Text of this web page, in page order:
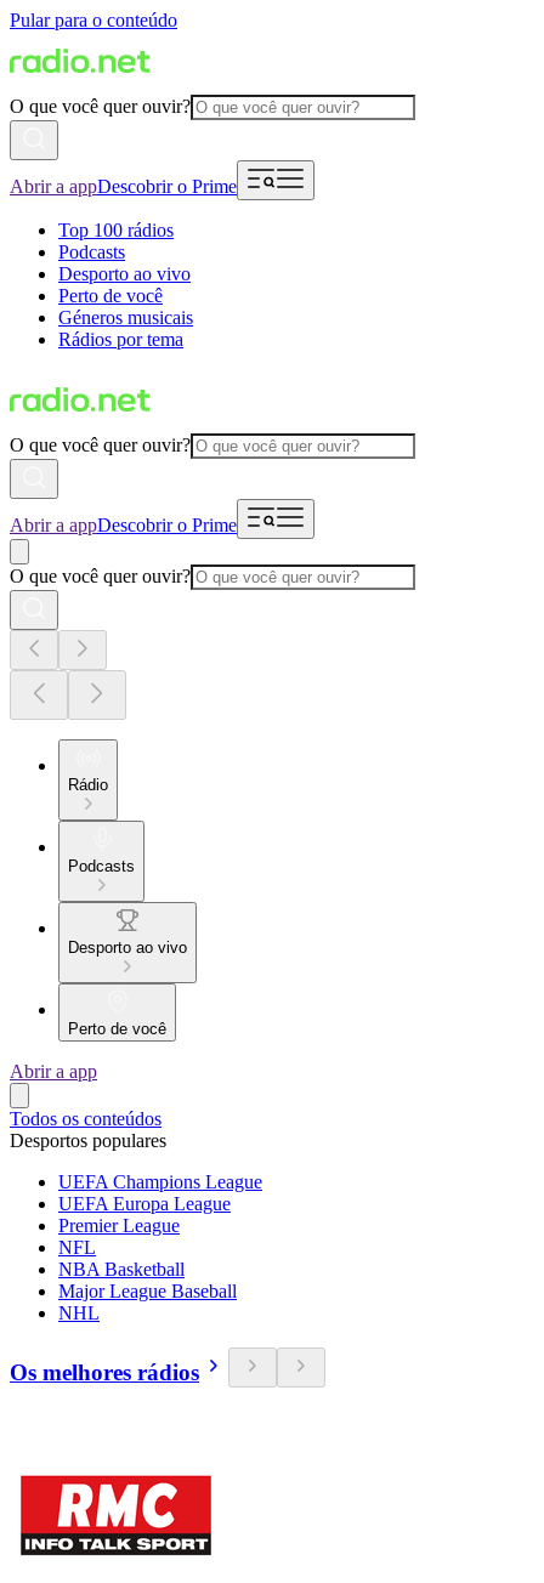
Pular para o conteúdo
O que você quer ouvir?
Abrir a appDescobrir o Prime
Top 100 rádios
Podcasts
Desporto ao vivo
Perto de você
Géneros musicais
Rádios por tema
O que você quer ouvir?
Abrir a appDescobrir o Prime
O que você quer ouvir?
Rádio
Podcasts
Desporto ao vivo
Perto de você
Abrir a app
Todos os conteúdos
Desportos populares
UEFA Champions League
UEFA Europa League
Premier League
NFL
NBA Basketball
Major League Baseball
NHL
Os melhores rádios